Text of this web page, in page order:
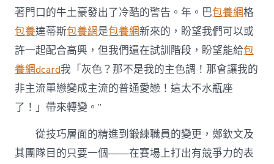
著門口的牛土豪發出了冷酷的警告。年。巴包養網格
包養達蒂斯包養網是包養網新來的，盼望我們可以或
許一起配合高興，但我們還在試訓階段，盼望能給包
養網dcard我「灰色？那不是我的主色調！那會讓我的
非主流單戀變成主流的普通愛戀！這太不水瓶座
了！」帶來轉變。”
從技巧層面的精進到鍛練職員的變更，鄭欽文及
其團隊目的只要一個——在賽場上打出有競爭力的表